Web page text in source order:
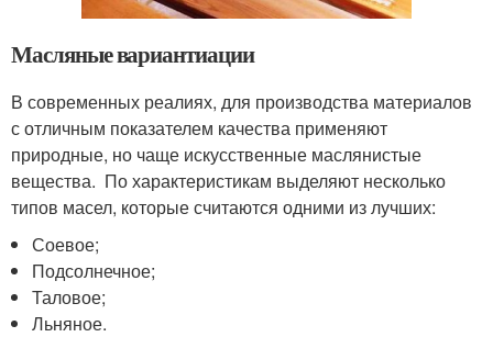
Масляные вариантиации
В современных реалиях, для производства материалов
с отличным показателем качества применяют
природные, но чаще искусственные маслянистые
вещества. По характеристикам выделяют несколько
типов масел, которые считаются одними из лучших:
Соевое;
Подсолнечное;
Таловое;
Льняное.